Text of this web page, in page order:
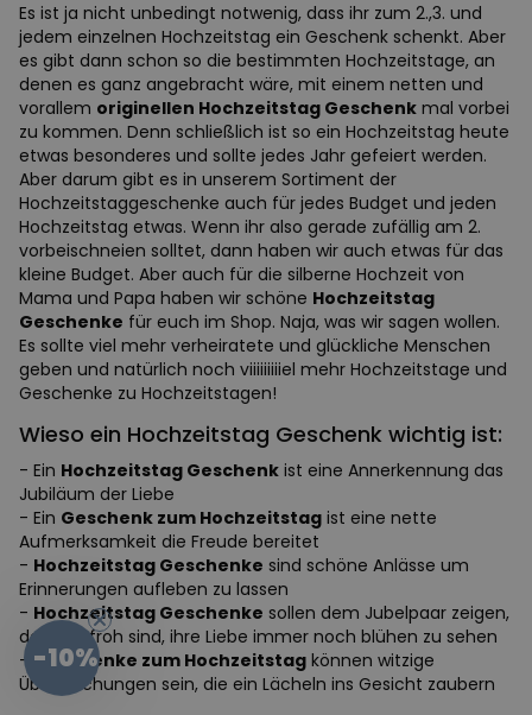
Es ist ja nicht unbedingt notwenig, dass ihr zum 2.,3. und
jedem einzelnen Hochzeitstag ein Geschenk schenkt. Aber
es gibt dann schon so die bestimmten Hochzeitstage, an
denen es ganz angebracht wäre, mit einem netten und
vorallem originellen Hochzeitstag Geschenk mal vorbei
zu kommen. Denn schließlich ist so ein Hochzeitstag heute
etwas besonderes und sollte jedes Jahr gefeiert werden.
Aber darum gibt es in unserem Sortiment der
Hochzeitstaggeschenke auch für jedes Budget und jeden
Hochzeitstag etwas. Wenn ihr also gerade zufällig am 2.
vorbeischneien solltet, dann haben wir auch etwas für das
kleine Budget. Aber auch für die silberne Hochzeit von
Mama und Papa haben wir schöne Hochzeitstag
Geschenke für euch im Shop. Naja, was wir sagen wollen.
Es sollte viel mehr verheiratete und glückliche Menschen
geben und natürlich noch viiiiiiiiiel mehr Hochzeitstage und
Geschenke zu Hochzeitstagen!
Wieso ein Hochzeitstag Geschenk wichtig ist:
- Ein Hochzeitstag Geschenk ist eine Annerkennung das
Jubiläum der Liebe
- Ein Geschenk zum Hochzeitstag ist eine nette
Aufmerksamkeit die Freude bereitet
- Hochzeitstag Geschenke sind schöne Anlässe um
Erinnerungen aufleben zu lassen
- Hochzeitstag Geschenke sollen dem Jubelpaar zeigen,
dass wir froh sind, ihre Liebe immer noch blühen zu sehen
- Geschenke zum Hochzeitstag können witzige
Überraschungen sein, die ein Lächeln ins Gesicht zaubern
-10%